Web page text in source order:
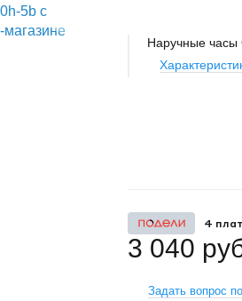
Наручные часы
4
3 040
Задать вопрос